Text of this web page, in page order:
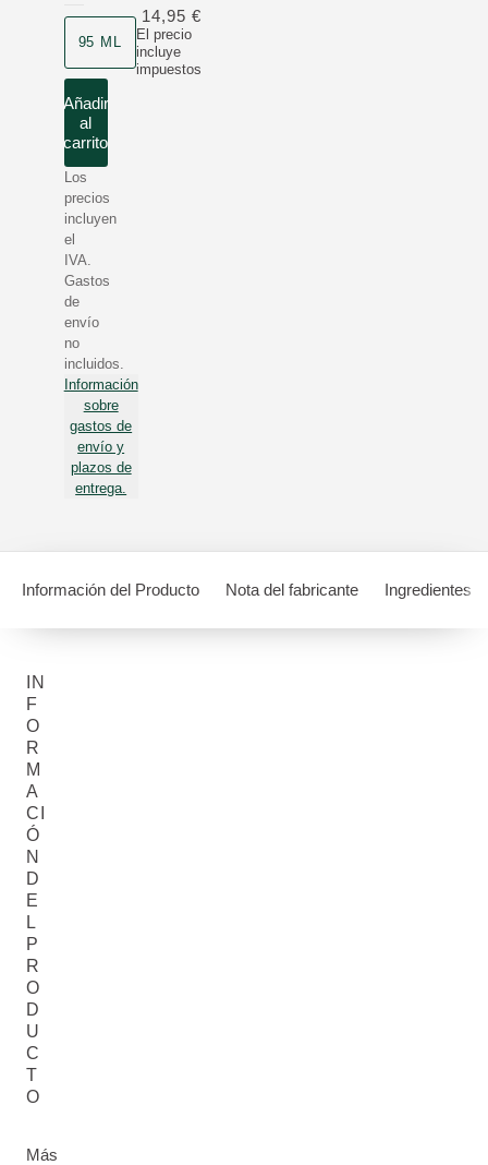
95 ML
El precio
incluye
impuestos
14,95 €
Añadir
al
carrito
Los
precios
incluyen
el
IVA.
Gastos
de
envío
no
incluidos.
Información
sobre
gastos de
envío y
plazos de
entrega.
Información del Producto Nota del fabricante Ingredientes
IN
F
O
R
M
A
CI
Ó
N
D
E
L
P
R
O
D
U
C
T
O
Más